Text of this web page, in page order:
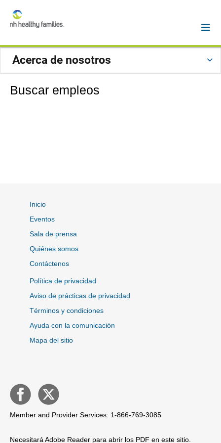
Acerca de nosotros
Buscar empleos
Inicio
Eventos
Sala de prensa
Quiénes somos
Contáctenos
Política de privacidad
Aviso de prácticas de privacidad
Términos y condiciones
Ayuda con la comunicación
Mapa del sitio
Member and Provider Services: 1-866-769-3085
Necesitará Adobe Reader para abrir los PDF en este sitio.